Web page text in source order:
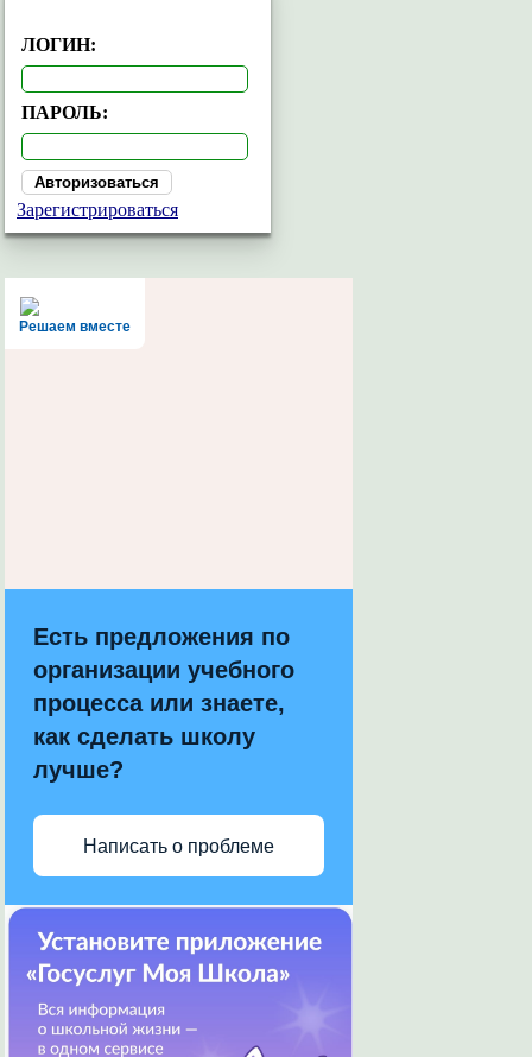
ЛОГИН:
ПАРОЛЬ:
Зарегистрироваться
Решаем вместе
Есть предложения по
организации учебного
процесса или знаете,
как сделать школу
лучше?
Написать о проблеме